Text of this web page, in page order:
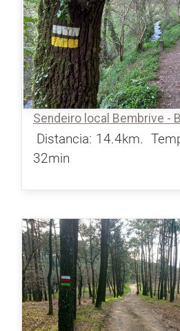
Sendeiro local Bembrive -
Distancia: 14.4km.
32min